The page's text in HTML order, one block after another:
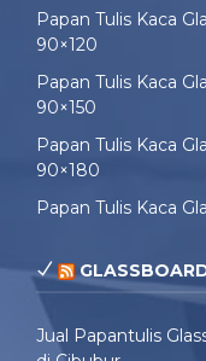
Papan Tulis Kaca
90×120
Papan Tulis Kaca
90×150
Papan Tulis Kaca
90×180
Papan Tulis Kaca
Jual Papantulis